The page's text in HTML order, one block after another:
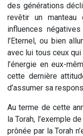
des générations
revêtir un
influences
l’Eternel, ou bien
avec lui tous ceux
l’énergie en eux-
cette dernière
d’assumer sa
Au terme de cette
la Torah, l’exemple
prônée par la Torah